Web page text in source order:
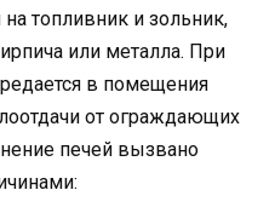
топливник и зольник,
или металла. При
в помещения
от ограждающих
печей вызвано